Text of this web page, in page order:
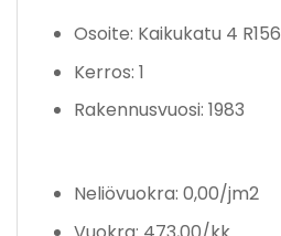
Osoite: Kaikukatu 4 R156
Kerros: 1
Rakennusvuosi: 1983
Neliövuokra: 0,00/jm2